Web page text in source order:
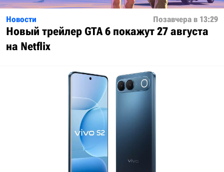
Новости Позавчера в 13:29
Новый трейлер GTA 6 покажут 27 августа
на Netflix